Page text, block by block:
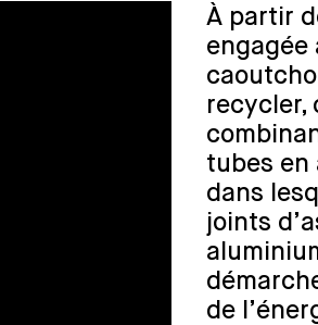
À partir
engagée
recycler,
tubes en
dans
joints
de